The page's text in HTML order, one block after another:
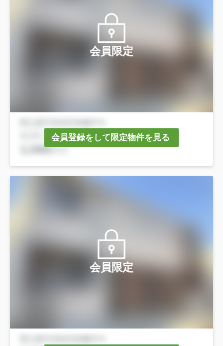
会員限定
会員登録をして限定物件を見る
会員限定